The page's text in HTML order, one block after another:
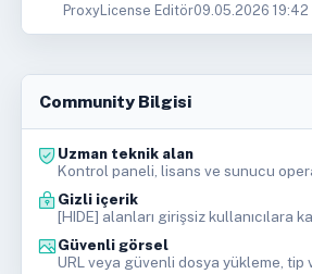
ProxyLicense Editör09.05.2026 19:42
Community Bilgisi
Uzman teknik alan
Kontrol paneli, lisans ve sunucu
Gizli içerik
[HIDE] alanları girişsiz kullanıcılara
Güvenli görsel
URL veya güvenli dosya yükleme, tip